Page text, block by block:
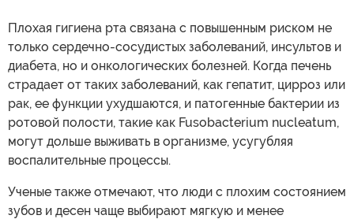
Плохая гигиена рта связана с повышенным риском не
только сердечно-сосудистых заболеваний, инсультов и
диабета, но и онкологических болезней. Когда печень
страдает от таких заболеваний, как гепатит, цирроз или
рак, ее функции ухудшаются, и патогенные бактерии из
ротовой полости, такие как Fusobacterium nucleatum,
могут дольше выживать в организме, усугубляя
воспалительные процессы.
Ученые также отмечают, что люди с плохим состоянием
зубов и десен чаще выбирают мягкую и менее